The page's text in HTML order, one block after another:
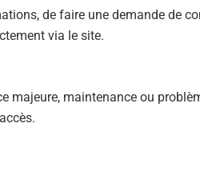
de faire une demande de
via le site.
maintenance ou